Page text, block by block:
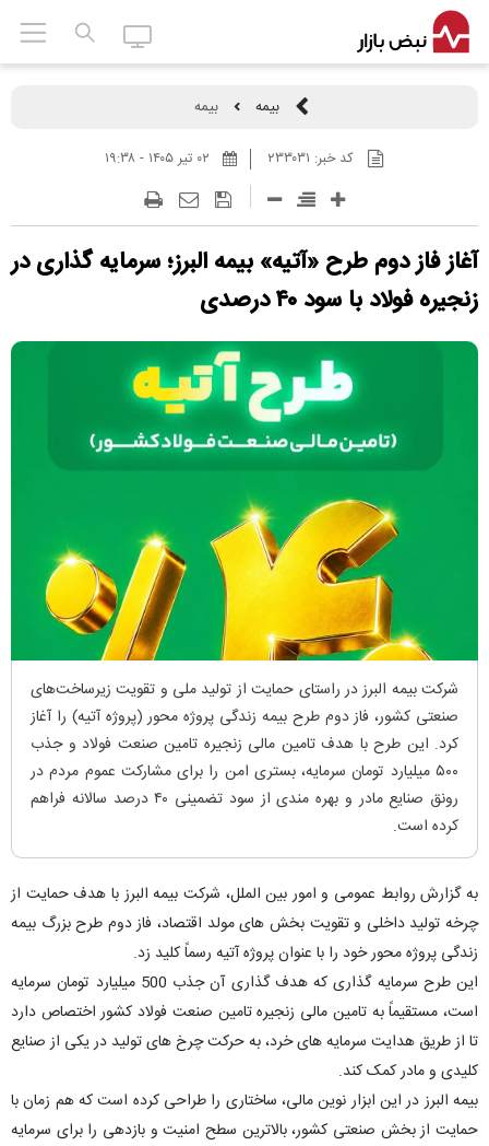
بیمه بیمه
کد خبر: ۲۳۳۰۳۱
آغاز فاز دوم طرح «آتیه» بیمه البرز؛ سرمایه گذاری در
زنجیره فولاد با سود ۴۰ درصدی
شرکت بیمه البرز در راستای حمایت از تولید ملی و تقویت زیرساخت‌های
صنعتی کشور، فاز دوم طرح بیمه زندگی پروژه محور (پروژه آتیه) را آغاز
کرد. این طرح با هدف تامین مالی زنجیره تامین صنعت فولاد و جذب
۵۰۰ میلیارد تومان سرمایه، بستری امن را برای مشارکت عموم مردم در
رونق صنایع مادر و بهره مندی از سود تضمینی ۴۰ درصد سالانه فراهم
کرده است.
به گزارش روابط عمومی و امور بین الملل، شرکت بیمه البرز با هدف حمایت از
چرخه تولید داخلی و تقویت بخش های مولد اقتصاد، فاز دوم طرح بزرگ بیمه
زندگی پروژه محور خود را با عنوان پروژه آتیه رسماً کلید زد.
این طرح سرمایه گذاری که هدف گذاری آن جذب 500 میلیارد تومان سرمایه
است، مستقیماً به تامین مالی زنجیره تامین صنعت فولاد کشور اختصاص دارد
تا از طریق هدایت سرمایه های خرد، به حرکت چرخ های تولید در یکی از صنایع
کلیدی و مادر کمک کند.
بیمه البرز در این ابزار نوین مالی، ساختاری را طراحی کرده است که هم زمان با
حمایت از بخش صنعتی کشور، بالاترین سطح امنیت و بازدهی را برای سرمایه